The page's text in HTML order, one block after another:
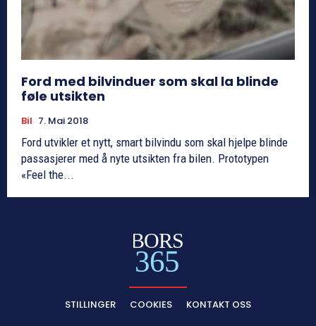
Ford med bilvinduer som skal la blinde
føle utsikten
Bil 7. Mai 2018
Ford utvikler et nytt, smart bilvindu som skal hjelpe blinde
passasjerer med å nyte utsikten fra bilen. Prototypen
«Feel the...
BORS
365
STILLINGER COOKIES KONTAKT OSS